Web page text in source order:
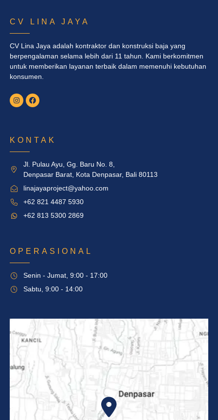
CV LINA JAYA
CV Lina Jaya adalah kontraktor dan konstruksi baja yang
berpengalaman selama lebih dari 11 tahun. Kami berkomitmen
untuk memberikan layanan terbaik dalam memenuhi kebutuhan
konsumen.
KONTAK
Jl. Pulau Ayu, Gg. Baru No. 8,
Denpasar Barat, Kota Denpasar, Bali 80113
linajayaproject@yahoo.com
+62 821 4487 5930
+62 813 5300 2869
OPERASIONAL
Senin - Jumat, 9:00 - 17:00
Sabtu, 9:00 - 14:00